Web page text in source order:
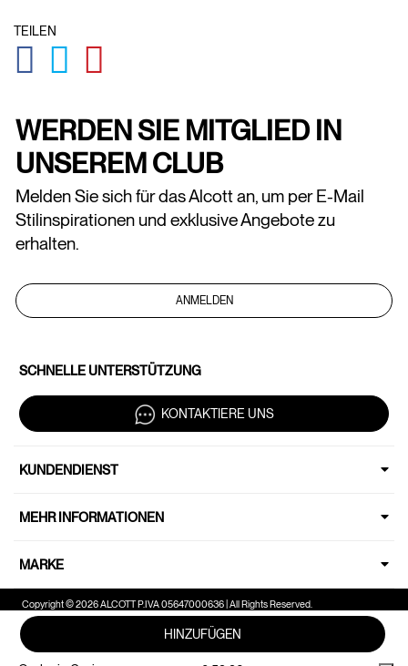
TEILEN
GLOBAL.SOCIALSHARE.FACEBOOK
GLOBAL.SOCIALSHARE.TWITTER
HINZUFÜGEN
WERDEN SIE MITGLIED IN
UNSEREM CLUB
Melden Sie sich für das Alcott an, um per E-Mail
Stilinspirationen und exklusive Angebote zu
erhalten.
ANMELDEN
SCHNELLE UNTERSTÜTZUNG
KONTAKTIERE UNS
KUNDENDIENST
MEHR INFORMATIONEN
MARKE
Copyright © 2026 ALCOTT P.IVA 05647000636 | All Rights Reserved.
Ihre Datenschutzeinstellungen